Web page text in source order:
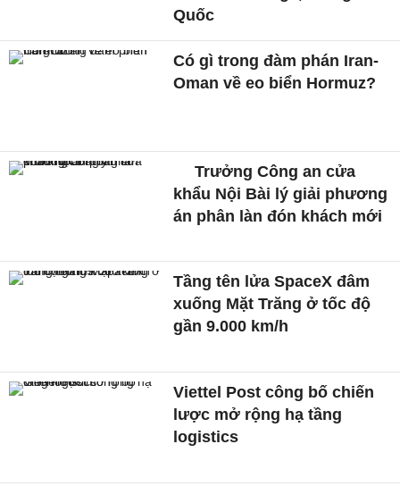
Quốc
Có gì trong đàm phán Iran-
Oman về eo biển Hormuz?
Trưởng Công an cửa
khẩu Nội Bài lý giải phương
án phân làn đón khách mới
Tầng tên lửa SpaceX đâm
xuống Mặt Trăng ở tốc độ
gần 9.000 km/h
Viettel Post công bố chiến
lược mở rộng hạ tầng
logistics